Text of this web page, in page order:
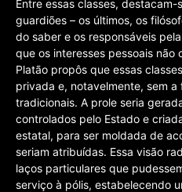
Entre essas classes, destacam-
guardiões – os últimos, os
do saber e os responsáveis
que os interesses pessoais não
Platão propôs que essas
privada e, notavelmente, sem
tradicionais. A prole seria
controlados pelo Estado e
estatal, para ser moldada de
seriam atribuídas. Essa visão
laços particulares que
serviço à pólis, estabelecendo